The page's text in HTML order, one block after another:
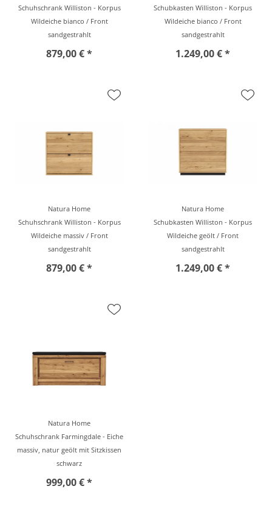
Schuhschrank Williston - Korpus
Wildeiche bianco / Front
sandgestrahlt
879,00 € *
Schubkasten Williston - Korpus
Wildeiche bianco / Front
sandgestrahlt
1.249,00 € *
Natura Home
Schuhschrank Williston - Korpus
Wildeiche massiv / Front
sandgestrahlt
879,00 € *
Natura Home
Schubkasten Williston - Korpus
Wildeiche geölt / Front
sandgestrahlt
1.249,00 € *
Natura Home
Schuhschrank Farmingdale - Eiche
massiv, natur geölt mit Sitzkissen
schwarz
999,00 € *